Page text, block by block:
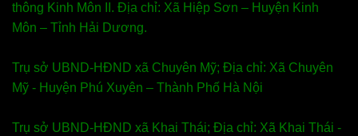
thông Kinh Môn II. Địa chỉ: Xã Hiệp Sơn – Huyện Kinh
Môn – Tỉnh Hải Dương.
Trụ sở UBND-HĐND xã Chuyên Mỹ; Địa chỉ: Xã Chuyên
Mỹ - Huyện Phú Xuyên – Thành Phố Hà Nội
Trụ sở UBND-HĐND xã Khai Thái; Địa chỉ: Xã Khai Thái -